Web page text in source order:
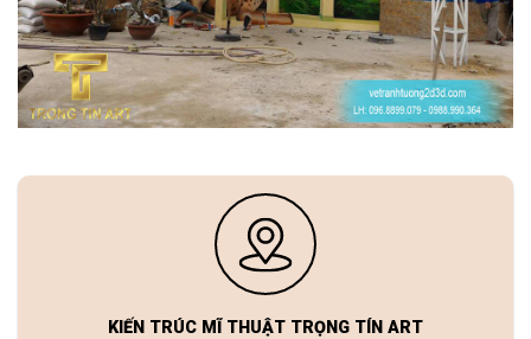
KIẾN TRÚC MĨ THUẬT TRỌNG TÍN ART